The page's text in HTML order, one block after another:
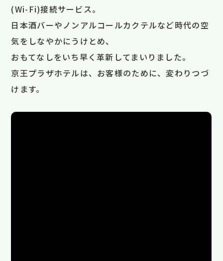
(Wi-Fi)接続サービス。
日本酒バーやノンアルコールカクテルなど時代の空
気をしなやかにうけとめ、
おもてなしをいち早く革新してまいりました。
京王プラザホテルは、お客様のために、変わりつづ
けます。